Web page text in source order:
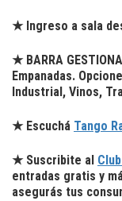
★ Ingreso a sala
★ BARRA
Empanadas.
Industrial, Vinos,
★ Escuchá Tango
★ Suscribite al
entradas gratis y
asegurás tus